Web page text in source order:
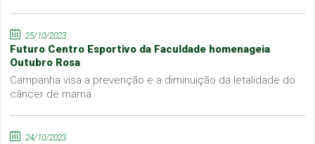
25/10/2023
Futuro Centro Esportivo da Faculdade homenageia
Outubro Rosa
Campanha visa a prevenção e a diminuição da letalidade do
câncer de mama
24/10/2023